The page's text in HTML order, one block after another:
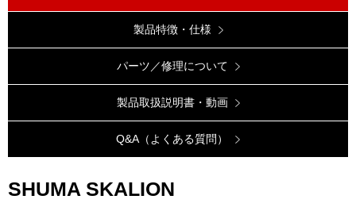
製品特徴・仕様
パーツ／修理について
製品取扱説明書・動画
Q&A（よくある質問）
SHUMA SKALION